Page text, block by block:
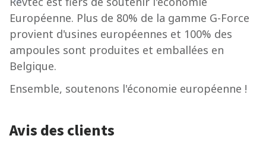
Européenne. Plus de 80% de la gamme G-Force
provient d'usines européennes et 100% des
ampoules sont produites et emballées en
Belgique.
Ensemble, soutenons l'économie européenne !
Avis des clients